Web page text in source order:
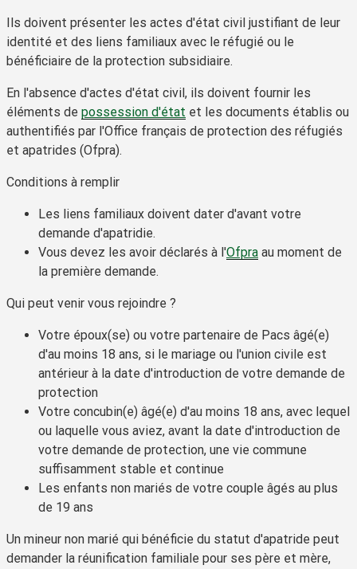
Ils doivent présenter les actes d'état civil justifiant de leur
identité et des liens familiaux avec le réfugié ou le
bénéficiaire de la protection subsidiaire.
En l'absence d'actes d'état civil, ils doivent fournir les
éléments de possession d'état et les documents établis ou
authentifiés par l'Office français de protection des réfugiés
et apatrides (Ofpra).
Conditions à remplir
Les liens familiaux doivent dater d'avant votre
demande d'apatridie.
Vous devez les avoir déclarés à l'Ofpra au moment de
la première demande.
Qui peut venir vous rejoindre ?
Votre époux(se) ou votre partenaire de Pacs âgé(e)
d'au moins 18 ans, si le mariage ou l'union civile est
antérieur à la date d'introduction de votre demande de
protection
Votre concubin(e) âgé(e) d'au moins 18 ans, avec lequel
ou laquelle vous aviez, avant la date d'introduction de
votre demande de protection, une vie commune
suffisamment stable et continue
Les enfants non mariés de votre couple âgés au plus
de 19 ans
Un mineur non marié qui bénéficie du statut d'apatride peut
demander la réunification familiale pour ses père et mère,